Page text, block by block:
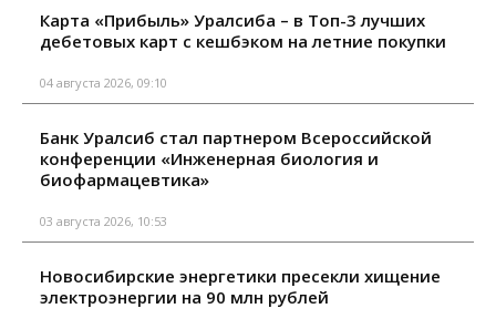
Карта «Прибыль» Уралсиба – в Топ-3 лучших
дебетовых карт с кешбэком на летние покупки
04 августа 2026, 09:10
Банк Уралсиб стал партнером Всероссийской
конференции «Инженерная биология и
биофармацевтика»
03 августа 2026, 10:53
Новосибирские энергетики пресекли хищение
электроэнергии на 90 млн рублей